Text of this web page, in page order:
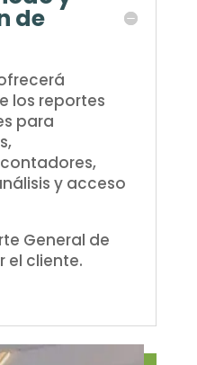
de
los reportes
para
y acceso
General de
el cliente.